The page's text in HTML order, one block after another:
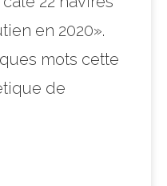
en 2020».
mots cette
de